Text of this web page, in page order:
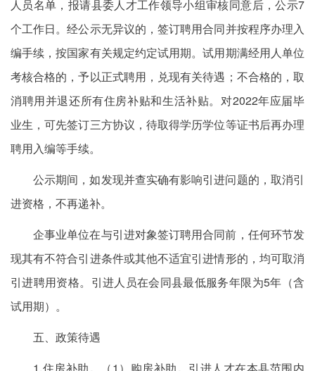
人员名单，报请县委人才工作领导小组审核同意后，公示7
个工作日。经公示无异议的，签订聘用合同并按程序办理入
编手续，按国家有关规定约定试用期。试用期满经用人单位
考核合格的，予以正式聘用，兑现有关待遇；不合格的，取
消聘用并退还所有住房补贴和生活补贴。对2022年应届毕
业生，可先签订三方协议，待取得学历学位等证书后再办理
聘用入编等手续。
公示期间，如发现并查实确有影响引进问题的，取消引
进资格，不再递补。
企事业单位在与引进对象签订聘用合同前，任何环节发
现其有不符合引进条件或其他不适宜引进情形的，均可取消
引进聘用资格。引进人员在会同县最低服务年限为5年（含
试用期）。
五、政策待遇
1.住房补助。（1）购房补助。引进人才在本县范围内